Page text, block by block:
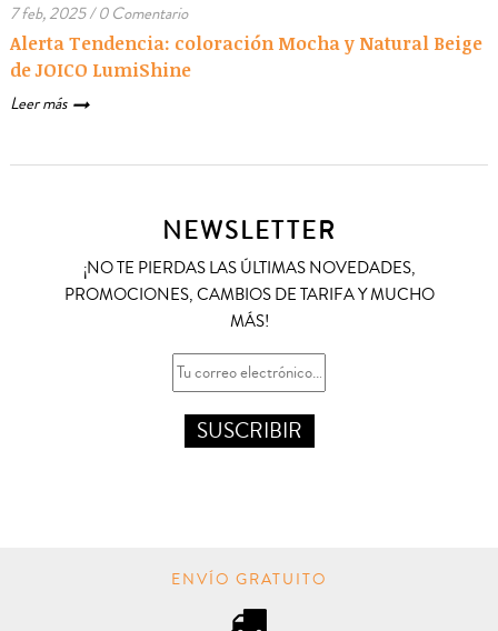
7 feb, 2025/ 0 Comentario
Alerta Tendencia: coloración Mocha y Natural Beige
de JOICO LumiShine
Leer más
NEWSLETTER
¡NO TE PIERDAS LAS ÚLTIMAS NOVEDADES,
PROMOCIONES, CAMBIOS DE TARIFA Y MUCHO
MÁS!
ENVÍO GRATUITO